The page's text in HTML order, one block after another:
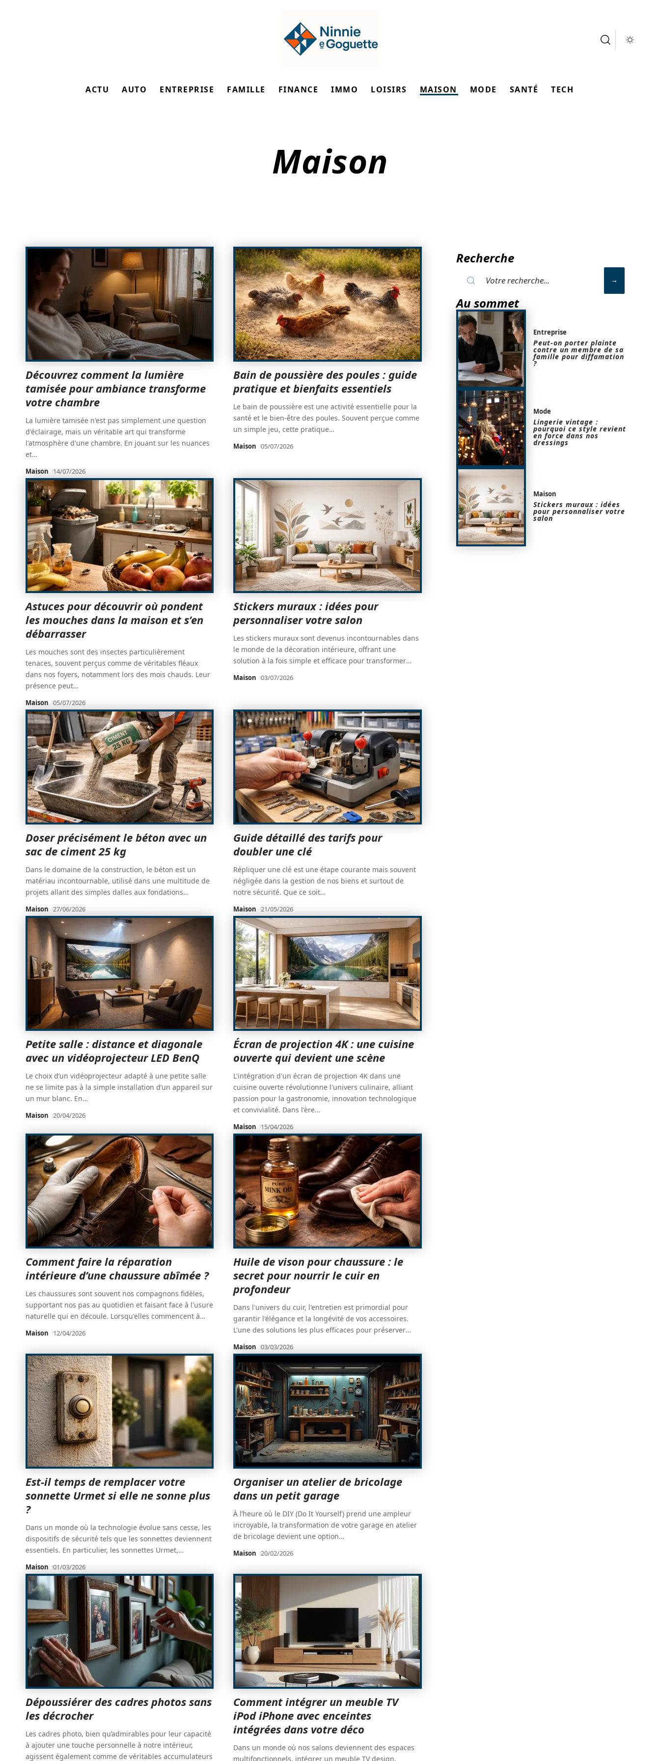
ACTU AUTO ENTREPRISE FAMILLE FINANCE IMMO LOISIRS MAISON MODE SANTÉ TECH
Maison
Découvrez comment la lumière
tamisée pour ambiance transforme
votre chambre
La lumière tamisée n'est pas simplement une question
d'éclairage, mais un véritable art qui transforme
l'atmosphère d'une chambre. En jouant sur les nuances
et…
Maison 14/07/2026
Bain de poussière des poules : guide
pratique et bienfaits essentiels
Le bain de poussière est une activité essentielle pour la
santé et le bien-être des poules. Souvent perçue comme
un simple jeu, cette pratique…
Maison 05/07/2026
Astuces pour découvrir où pondent
les mouches dans la maison et s’en
débarrasser
Les mouches sont des insectes particulièrement
tenaces, souvent perçus comme de véritables fléaux
dans nos foyers, notamment lors des mois chauds. Leur
présence peut…
Maison 05/07/2026
Stickers muraux : idées pour
personnaliser votre salon
Les stickers muraux sont devenus incontournables dans
le monde de la décoration intérieure, offrant une
solution à la fois simple et efficace pour transformer…
Maison 03/07/2026
Doser précisément le béton avec un
sac de ciment 25 kg
Dans le domaine de la construction, le béton est un
matériau incontournable, utilisé dans une multitude de
projets allant des simples dalles aux fondations…
Maison 27/06/2026
Guide détaillé des tarifs pour
doubler une clé
Répliquer une clé est une étape courante mais souvent
négligée dans la gestion de nos biens et surtout de
notre sécurité. Que ce soit…
Maison 21/05/2026
Petite salle : distance et diagonale
avec un vidéoprojecteur LED BenQ
Le choix d’un vidéoprojecteur adapté à une petite salle
ne se limite pas à la simple installation d’un appareil sur
un mur blanc. En…
Maison 20/04/2026
Écran de projection 4K : une cuisine
ouverte qui devient une scène
L'intégration d'un écran de projection 4K dans une
cuisine ouverte révolutionne l'univers culinaire, alliant
passion pour la gastronomie, innovation technologique
et convivialité. Dans l'ère…
Maison 15/04/2026
Comment faire la réparation
intérieure d’une chaussure abîmée ?
Les chaussures sont souvent nos compagnons fidèles,
supportant nos pas au quotidien et faisant face à l'usure
naturelle qui en découle. Lorsqu'elles commencent à…
Maison 12/04/2026
Huile de vison pour chaussure : le
secret pour nourrir le cuir en
profondeur
Dans l'univers du cuir, l'entretien est primordial pour
garantir l'élégance et la longévité de vos accessoires.
L'une des solutions les plus efficaces pour préserver…
Maison 03/03/2026
Est-il temps de remplacer votre
sonnette Urmet si elle ne sonne plus
?
Dans un monde où la technologie évolue sans cesse, les
dispositifs de sécurité tels que les sonnettes deviennent
essentiels. En particulier, les sonnettes Urmet,…
Maison 01/03/2026
Organiser un atelier de bricolage
dans un petit garage
À l’heure où le DIY (Do It Yourself) prend une ampleur
incroyable, la transformation de votre garage en atelier
de bricolage devient une option…
Maison 20/02/2026
Dépoussiérer des cadres photos sans
les décrocher
Les cadres photo, bien qu’admirables pour leur capacité
à ajouter une touche personnelle à notre intérieur,
agissent également comme de véritables accumulateurs
Comment intégrer un meuble TV
iPod iPhone avec enceintes
intégrées dans votre déco
Dans un monde où nos salons deviennent des espaces
multifonctionnels, intégrer un meuble TV design,
Recherche
Au sommet
Entreprise
Peut-on porter plainte
contre un membre de sa
famille pour diffamation
?
Mode
Lingerie vintage :
pourquoi ce style revient
en force dans nos
dressings
Maison
Stickers muraux : idées
pour personnaliser votre
salon